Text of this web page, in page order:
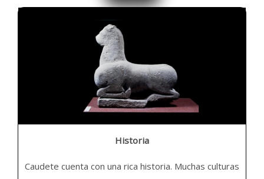
Historia
Caudete cuenta con una rica historia. Muchas culturas